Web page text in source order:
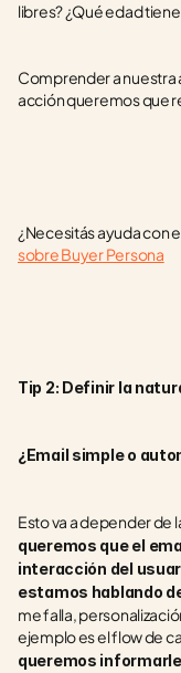
libres? ¿Qué edad
Comprender a nuestra
acción queremos que
¿Necesitás ayuda con
sobre Buyer Persona
Tip 2: Definir la
¿Email simple o
Esto va a depender de
queremos que el
interacción del
estamos hablando
me falla,
ejemplo es el flow de
queremos